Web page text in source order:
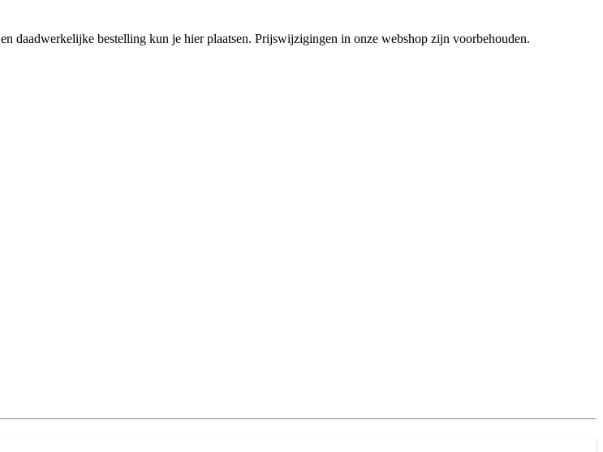
daadwerkelijke bestelling kun je hier plaatsen. Prijswijzigingen in onze webshop zijn voorbehouden.